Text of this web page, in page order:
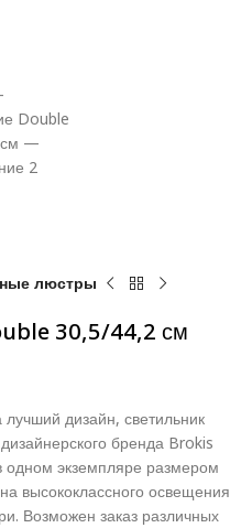
люстры
30,5/44,2 см
дизайн, светильник
бренда Brokis
одном экземпляре размером
высококлассного освещения
Возможен заказ различных